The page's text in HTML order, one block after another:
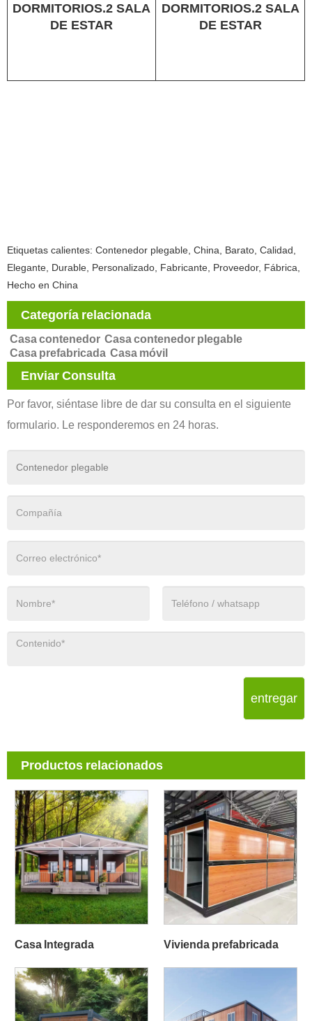
DORMITORIOS.2 SALA
DE ESTAR
DORMITORIOS.2 SALA
DE ESTAR
Etiquetas calientes: Contenedor plegable, China, Barato, Calidad,
Elegante, Durable, Personalizado, Fabricante, Proveedor, Fábrica,
Hecho en China
Categoría relacionada
Casa contenedor Casa contenedor plegable
Casa prefabricada Casa móvil
Enviar Consulta
Por favor, siéntase libre de dar su consulta en el siguiente
formulario. Le responderemos en 24 horas.
entregar
Productos relacionados
Casa Integrada Vivienda prefabricada